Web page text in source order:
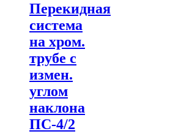
Перекидная
система
на хром.
трубе с
измен.
углом
наклона
ПС-4/2